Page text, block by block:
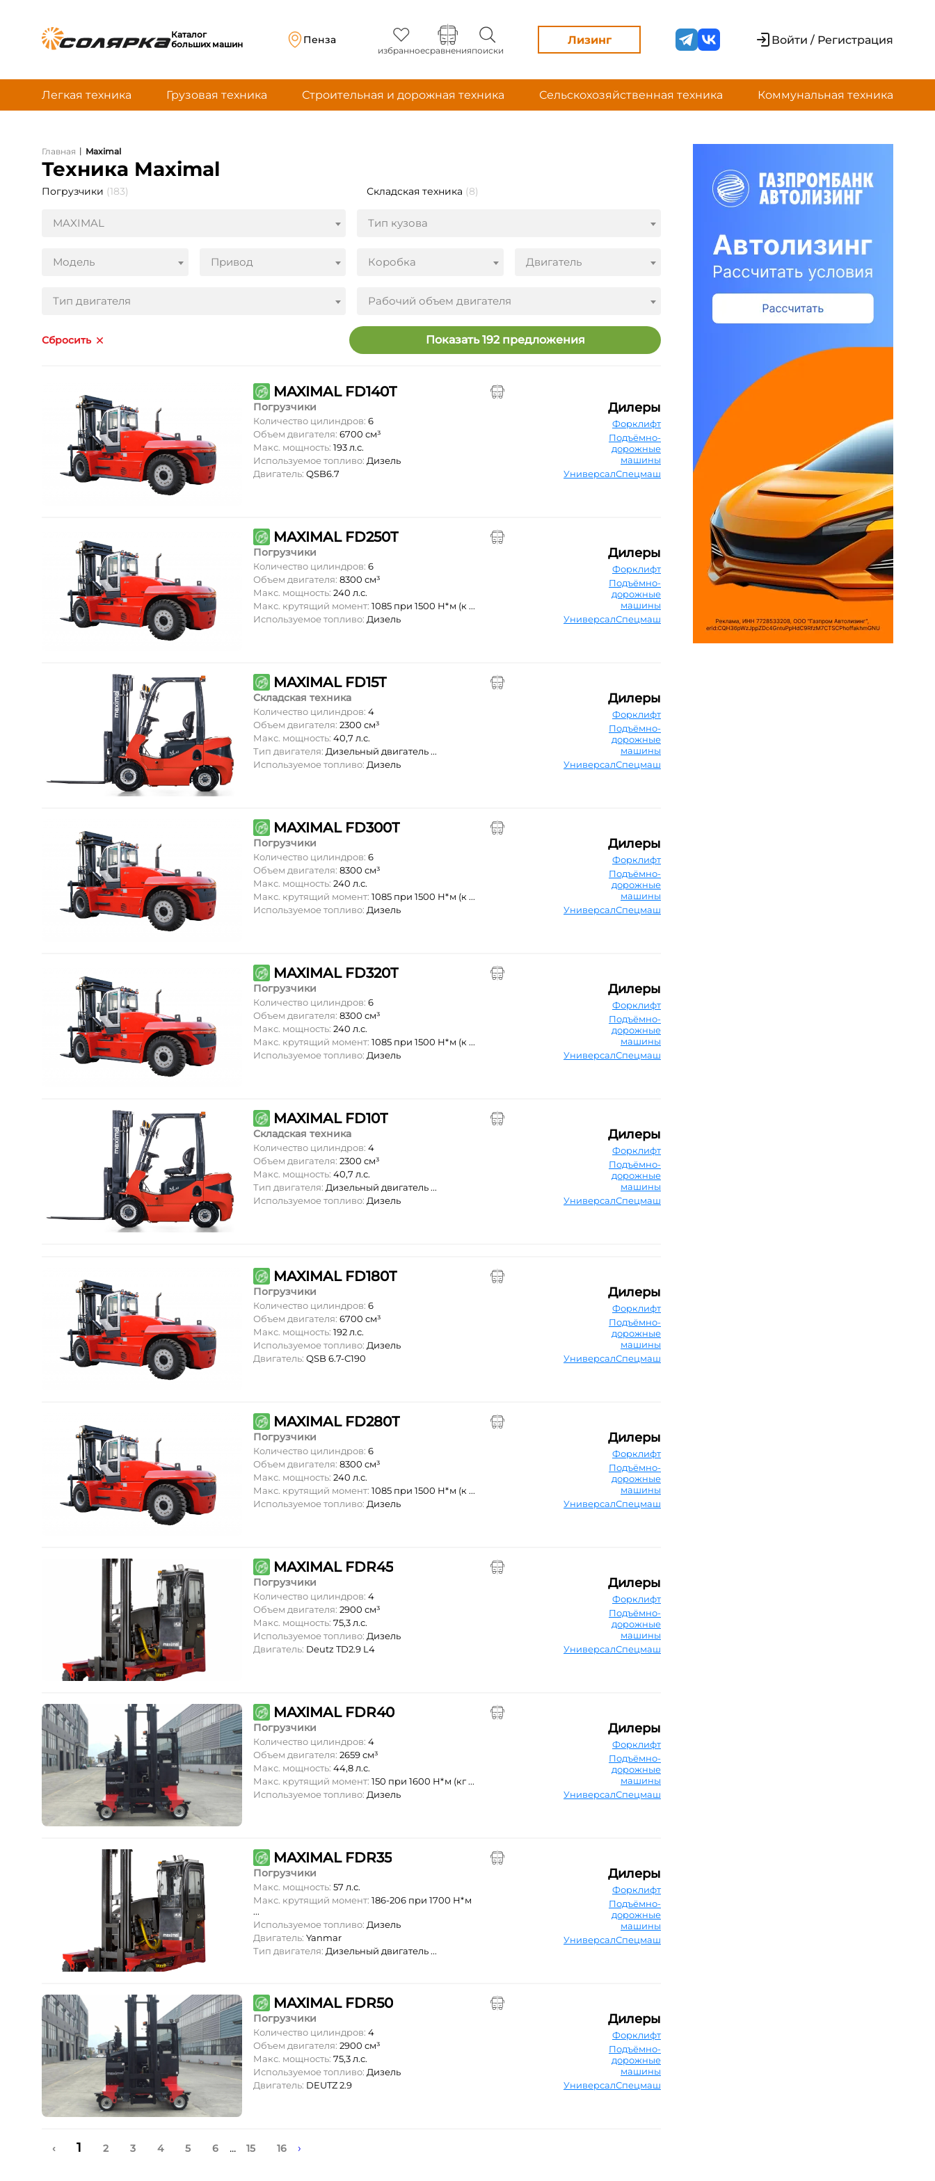
Каталог
больших машин
Пенза
избранноесравненияпоиски
Лизинг Войти / Регистрация
Легкая техника Грузовая техника Строительная и дорожная техника Сельскохозяйственная техника Коммунальная техника
Главная | Maximal
Техника Maximal
Погрузчики (183) Складская техника (8)
MAXIMAL
Модель Привод
Тип двигателя
Тип кузова
Коробка Двигатель
Рабочий объем двигателя
Сбросить Показать 192 предложения
MAXIMAL FD140T
Погрузчики
Количество цилиндров: 6
Объем двигателя: 6700 см³
Макс. мощность: 193 л.с.
Используемое топливо: Дизель
Двигатель: QSB6.7
Дилеры
Форклифт
Подъёмно-
дорожные
машины
УниверсалСпецмаш
MAXIMAL FD250T
Погрузчики
Количество цилиндров: 6
Объем двигателя: 8300 см³
Макс. мощность: 240 л.с.
Макс. крутящий момент: 1085 при 1500 Н*м (к ...
Используемое топливо: Дизель
Дилеры
Форклифт
Подъёмно-
дорожные
машины
УниверсалСпецмаш
MAXIMAL FD15T
Складская техника
Количество цилиндров: 4
Объем двигателя: 2300 см³
Макс. мощность: 40,7 л.с.
Тип двигателя: Дизельный двигатель ...
Используемое топливо: Дизель
Дилеры
Форклифт
Подъёмно-
дорожные
машины
УниверсалСпецмаш
MAXIMAL FD300T
Погрузчики
Количество цилиндров: 6
Объем двигателя: 8300 см³
Макс. мощность: 240 л.с.
Макс. крутящий момент: 1085 при 1500 Н*м (к ...
Используемое топливо: Дизель
Дилеры
Форклифт
Подъёмно-
дорожные
машины
УниверсалСпецмаш
MAXIMAL FD320T
Погрузчики
Количество цилиндров: 6
Объем двигателя: 8300 см³
Макс. мощность: 240 л.с.
Макс. крутящий момент: 1085 при 1500 Н*м (к ...
Используемое топливо: Дизель
Дилеры
Форклифт
Подъёмно-
дорожные
машины
УниверсалСпецмаш
MAXIMAL FD10T
Складская техника
Количество цилиндров: 4
Объем двигателя: 2300 см³
Макс. мощность: 40,7 л.с.
Тип двигателя: Дизельный двигатель ...
Используемое топливо: Дизель
Дилеры
Форклифт
Подъёмно-
дорожные
машины
УниверсалСпецмаш
MAXIMAL FD180T
Погрузчики
Количество цилиндров: 6
Объем двигателя: 6700 см³
Макс. мощность: 192 л.с.
Используемое топливо: Дизель
Двигатель: QSB 6.7-C190
Дилеры
Форклифт
Подъёмно-
дорожные
машины
УниверсалСпецмаш
MAXIMAL FD280T
Погрузчики
Количество цилиндров: 6
Объем двигателя: 8300 см³
Макс. мощность: 240 л.с.
Макс. крутящий момент: 1085 при 1500 Н*м (к ...
Используемое топливо: Дизель
Дилеры
Форклифт
Подъёмно-
дорожные
машины
УниверсалСпецмаш
MAXIMAL FDR45
Погрузчики
Количество цилиндров: 4
Объем двигателя: 2900 см³
Макс. мощность: 75,3 л.с.
Используемое топливо: Дизель
Двигатель: Deutz TD2.9 L4
Дилеры
Форклифт
Подъёмно-
дорожные
машины
УниверсалСпецмаш
MAXIMAL FDR40
Погрузчики
Количество цилиндров: 4
Объем двигателя: 2659 см³
Макс. мощность: 44,8 л.с.
Макс. крутящий момент: 150 при 1600 Н*м (кг ...
Используемое топливо: Дизель
Дилеры
Форклифт
Подъёмно-
дорожные
машины
УниверсалСпецмаш
MAXIMAL FDR35
Погрузчики
Макс. мощность: 57 л.с.
Макс. крутящий момент: 186-206 при 1700 Н*м
...
Используемое топливо: Дизель
Двигатель: Yanmar
Тип двигателя: Дизельный двигатель ...
Дилеры
Форклифт
Подъёмно-
дорожные
машины
УниверсалСпецмаш
MAXIMAL FDR50
Погрузчики
Количество цилиндров: 4
Объем двигателя: 2900 см³
Макс. мощность: 75,3 л.с.
Используемое топливо: Дизель
Двигатель: DEUTZ 2.9
Дилеры
Форклифт
Подъёмно-
дорожные
машины
УниверсалСпецмаш
‹ 1 2 3 4 5 6 ... 15 16 ›